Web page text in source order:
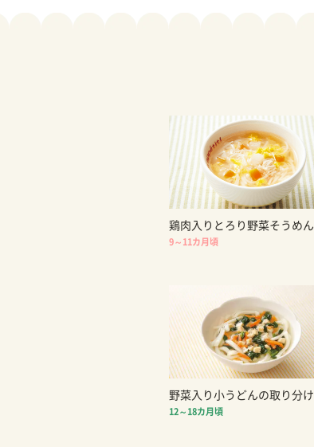
鶏肉入りとろり野菜そうめん
9～11カ月頃
野菜入り小うどんの取り分け
12～18カ月頃